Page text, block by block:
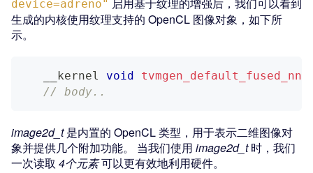
device=adreno"
生成的内核使用纹理支持的 OpenCL 图像对象，如下所
示。
   __kernel
void
// body..
image2d_t是内置的 OpenCL 类型，用于表示二维图像对
象并提供几个附加功能。 当我们使用 image2d_t时，我们
一次读取 4个元素可以更有效地利用硬件。